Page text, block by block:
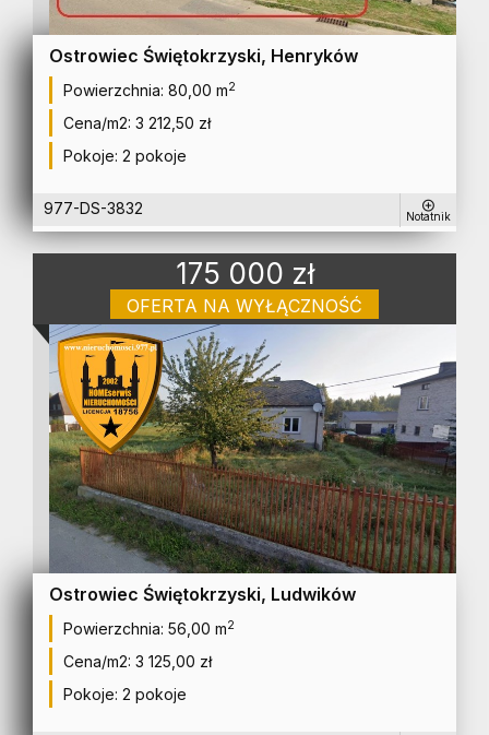
Ostrowiec Świętokrzyski, Henryków
Powierzchnia: 80,00 m2
Cena/m2: 3 212,50 zł
Pokoje: 2 pokoje
977-DS-3832 Notatnik
175 000 zł
OFERTA NA WYŁĄCZNOŚĆ
dom na sprzedaż
Ostrowiec Świętokrzyski, Ludwików
Powierzchnia: 56,00 m2
Cena/m2: 3 125,00 zł
Pokoje: 2 pokoje